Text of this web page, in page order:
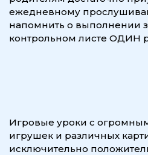
ежедневному
напомнить о выполнении
контрольном листе ОДИН
Игровые уроки с
игрушек и различных
исключительно